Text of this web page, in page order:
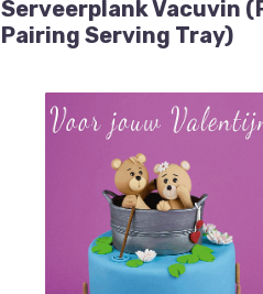
Serveerplank Vacuvin
Pairing Serving Tray)